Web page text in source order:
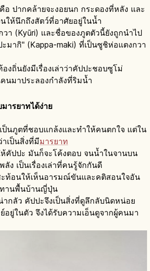
ปากคล้ายจะงอยนก กระดองที่หลัง และ
ให้นึกถึงสัตว์ที่อาศัยอยู่ในน้ำ
วา (Kyūri) และชื่อของภูตตัวนี้ยังถูกนำไป
มากิ" (Kappa-maki) ที่เป็นซูชิห่อแตงกวา
งถิ่นยังมีเรื่องเล่าว่าคัปปะชอบซูโม่
นมาประลองกำลังที่ริมน้ำ
ารยาทได้ง่าย
ป็นภูตที่ชอบแกล้งและทำให้คนตกใจ แต่ใน
เป็นสิ่งที่มีมารยาท
คัปปะ มันก็จะโค้งตอบ จนน้ำในจานบน
ง เป็นเรื่องเล่าที่คนรู้จักกันดี
ะท้อนให้เห็นอารมณ์ขันและคติสอนใจอัน
านพื้นบ้านญี่ปุ่น
ากลัว คัปปะจึงเป็นสิ่งที่ดูลึกลับนิดหน่อย
อยู่ในตัว จึงได้รับความเอ็นดูจากผู้คนมา